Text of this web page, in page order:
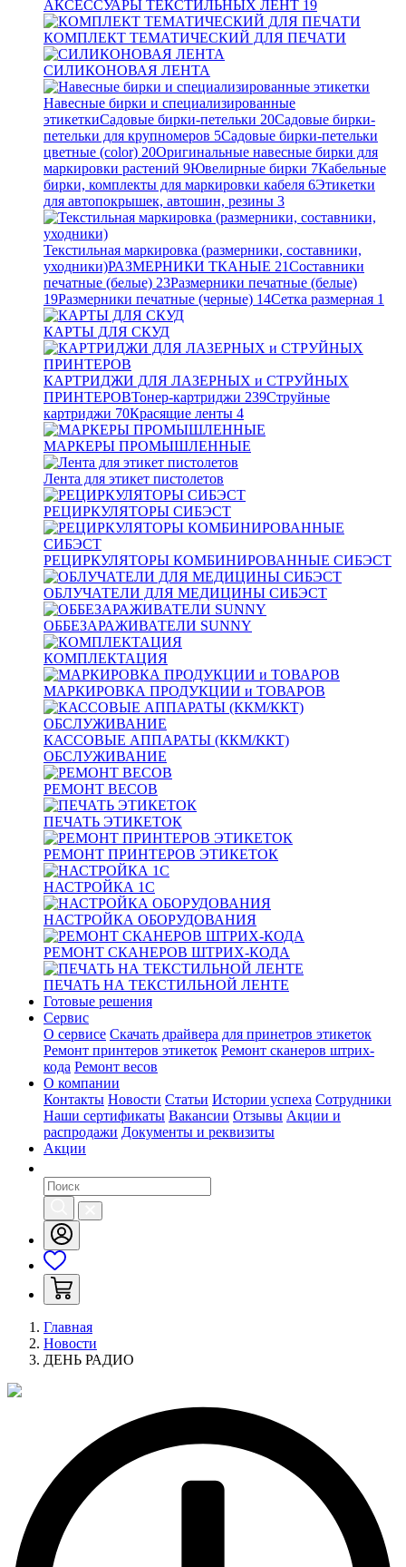
АКСЕССУАРЫ ТЕКСТИЛЬНЫХ ЛЕНТ 19
КОМПЛЕКТ ТЕМАТИЧЕСКИЙ ДЛЯ ПЕЧАТИ
СИЛИКОНОВАЯ ЛЕНТА
Навесные бирки и специализированные
этикеткиСадовые бирки-петельки 20Садовые бирки-
петельки для крупномеров 5Садовые бирки-петельки
цветные (color) 20Оригинальные навесные бирки для
маркировки растений 9Ювелирные бирки 7Кабельные
бирки, комплекты для маркировки кабеля 6Этикетки
для автопокрышек, автошин, резины 3
Текстильная маркировка (размерники, составники,
уходники)РАЗМЕРНИКИ ТКАНЫЕ 21Составники
печатные (белые) 23Размерники печатные (белые)
19Размерники печатные (черные) 14Сетка размерная 1
КАРТЫ ДЛЯ СКУД
КАРТРИДЖИ ДЛЯ ЛАЗЕРНЫХ и СТРУЙНЫХ
ПРИНТЕРОВТонер-картриджи 239Струйные
картриджи 70Красящие ленты 4
МАРКЕРЫ ПРОМЫШЛЕННЫЕ
Лента для этикет пистолетов
РЕЦИРКУЛЯТОРЫ СИБЭСТ
РЕЦИРКУЛЯТОРЫ КОМБИНИРОВАННЫЕ СИБЭСТ
ОБЛУЧАТЕЛИ ДЛЯ МЕДИЦИНЫ СИБЭСТ
ОББЕЗАРАЖИВАТЕЛИ SUNNY
КОМПЛЕКТАЦИЯ
МАРКИРОВКА ПРОДУКЦИИ и ТОВАРОВ
КАССОВЫЕ АППАРАТЫ (ККМ/ККТ)
ОБСЛУЖИВАНИЕ
РЕМОНТ ВЕСОВ
ПЕЧАТЬ ЭТИКЕТОК
РЕМОНТ ПРИНТЕРОВ ЭТИКЕТОК
НАСТРОЙКА 1С
НАСТРОЙКА ОБОРУДОВАНИЯ
РЕМОНТ СКАНЕРОВ ШТРИХ-КОДА
ПЕЧАТЬ НА ТЕКСТИЛЬНОЙ ЛЕНТЕ
Готовые решения
Сервис
О сервисе Скачать драйвера для принетров этикеток
Ремонт принтеров этикеток Ремонт сканеров штрих-
кода Ремонт весов
О компании
Контакты Новости Статьи Истории успеха Сотрудники
Наши сертификаты Вакансии Отзывы Акции и
распродажи Документы и реквизиты
Акции
Главная
Новости
ДЕНЬ РАДИО